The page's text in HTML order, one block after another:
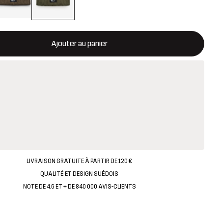
Ajouter au panier
une fenêtre modale confirmant un nouvel article dans le
LIVRAISON GRATUITE À PARTIR DE 120 €
QUALITÉ ET DESIGN SUÉDOIS
NOTE DE 4,6 ET + DE 840 000 AVIS-CLIENTS